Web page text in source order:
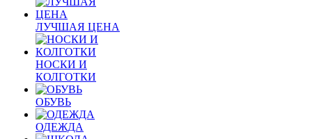
ЛУЧШАЯ ЦЕНА
НОСКИ И
КОЛГОТКИ
ОБУВЬ
ОДЕЖДА